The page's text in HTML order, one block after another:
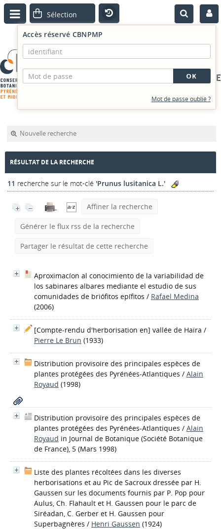
PORTAIL DOCUMENTAIRE
Accès réservé CBNPMP
Mot de passe oublié ?
Nouvelle recherche
RÉSULTAT DE LA RECHERCHE
11 recherche sur le mot-clé 'Prunus lusitanica L.'
Affiner la recherche
Générer le flux rss de la recherche
Partager le résultat de cette recherche
Aproximacíon al conocimiento de la variabilidad de
los sabinares albares mediante el estudio de sus
comunidades de briófitos epífitos / Rafael Medina
(2006)
[Compte-rendu d'herborisation en] vallée de Haïra /
Pierre Le Brun (1933)
Distribution provisoire des principales espèces de
plantes protégées des Pyrénées-Atlantiques / Alain
Royaud (1998)
Distribution provisoire des principales espèces de
plantes protégées des Pyrénées-Atlantiques / Alain
Royaud in Journal de Botanique (Société Botanique
de France), 5 (Mars 1998)
Liste des plantes récoltées dans les diverses
herborisations et au Pic de Sacroux dressée par H.
Gaussen sur les documents fournis par P. Pop pour
Aulus, Ch. Flahault et H. Gaussen pour le parc de
Siréadan, C. Gerber et H. Gaussen pour
Superbagnères / Henri Gaussen (1924)